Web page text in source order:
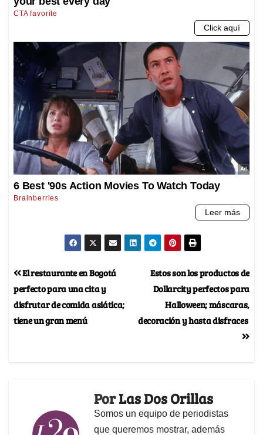
Estos son los productos de
Dollarcity perfectos para
Halloween; máscaras,
decoración y hasta disfraces
El restaurante en Bogotá
perfecto para una cita y
disfrutar de comida asiática;
tiene un gran menú
PorLas Dos Orillas
Somos un equipo de periodistas
que queremos mostrar, además